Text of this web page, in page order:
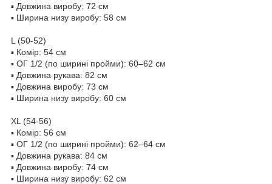
▪ Довжина виробу: 72 см
▪ Ширина низу виробу: 58 см
L (50-52)
▪ Комір: 54 см
▪ ОГ 1/2 (по ширині пройми): 60–62 см
▪ Довжина рукава: 82 см
▪ Довжина виробу: 73 см
▪ Ширина низу виробу: 60 см
XL (54-56)
▪ Комір: 56 см
▪ ОГ 1/2 (по ширині пройми): 62–64 см
▪ Довжина рукава: 84 см
▪ Довжина виробу: 74 см
▪ Ширина низу виробу: 62 см